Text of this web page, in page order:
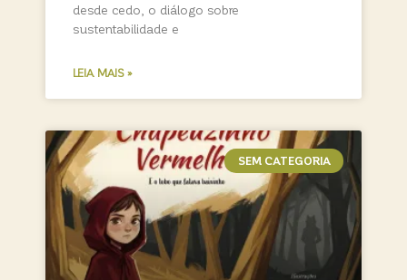
desde cedo, o diálogo sobre
sustentabilidade e
LEIA MAIS »
SEM CATEGORIA